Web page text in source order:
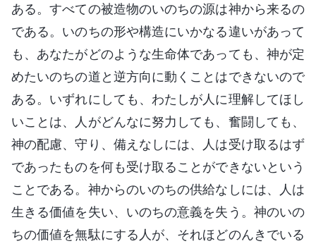
ある。すべての被造物のいのちの源は神から来るの
である。いのちの形や構造にいかなる違いがあって
も、あなたがどのような生命体であっても、神が定
めたいのちの道と逆方向に動くことはできないので
ある。いずれにしても、わたしが人に理解してほし
いことは、人がどんなに努力しても、奮闘しても、
神の配慮、守り、備えなしには、人は受け取るはず
であったものを何も受け取ることができないという
ことである。神からのいのちの供給なしには、人は
生きる価値を失い、いのちの意義を失う。神のいの
ちの価値を無駄にする人が、それほどのんきでいる